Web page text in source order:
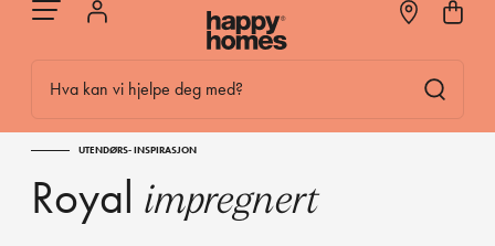
Hva kan vi hjelpe deg med?
UTENDØRS- INSPIRASJON
Royal impregnert